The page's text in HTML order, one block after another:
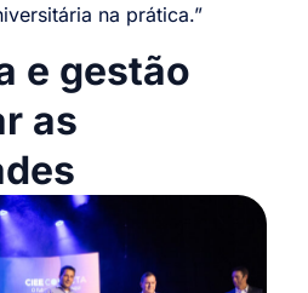
na prática.”
e gestão
as